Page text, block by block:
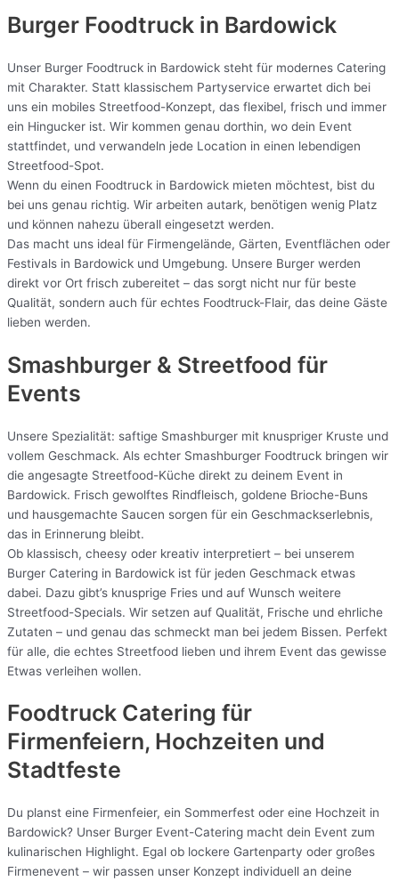
Burger Foodtruck in Bardowick
Unser Burger Foodtruck in Bardowick steht für modernes Catering
mit Charakter. Statt klassischem Partyservice erwartet dich bei
uns ein mobiles Streetfood-Konzept, das flexibel, frisch und immer
ein Hingucker ist. Wir kommen genau dorthin, wo dein Event
stattfindet, und verwandeln jede Location in einen lebendigen
Streetfood-Spot.
Wenn du einen Foodtruck in Bardowick mieten möchtest, bist du
bei uns genau richtig. Wir arbeiten autark, benötigen wenig Platz
und können nahezu überall eingesetzt werden.
Das macht uns ideal für Firmengelände, Gärten, Eventflächen oder
Festivals in Bardowick und Umgebung. Unsere Burger werden
direkt vor Ort frisch zubereitet – das sorgt nicht nur für beste
Qualität, sondern auch für echtes Foodtruck-Flair, das deine Gäste
lieben werden.
Smashburger & Streetfood für
Events
Unsere Spezialität: saftige Smashburger mit knuspriger Kruste und
vollem Geschmack. Als echter Smashburger Foodtruck bringen wir
die angesagte Streetfood-Küche direkt zu deinem Event in
Bardowick. Frisch gewolftes Rindfleisch, goldene Brioche-Buns
und hausgemachte Saucen sorgen für ein Geschmackserlebnis,
das in Erinnerung bleibt.
Ob klassisch, cheesy oder kreativ interpretiert – bei unserem
Burger Catering in Bardowick ist für jeden Geschmack etwas
dabei. Dazu gibt’s knusprige Fries und auf Wunsch weitere
Streetfood-Specials. Wir setzen auf Qualität, Frische und ehrliche
Zutaten – und genau das schmeckt man bei jedem Bissen. Perfekt
für alle, die echtes Streetfood lieben und ihrem Event das gewisse
Etwas verleihen wollen.
Foodtruck Catering für
Firmenfeiern, Hochzeiten und
Stadtfeste
Du planst eine Firmenfeier, ein Sommerfest oder eine Hochzeit in
Bardowick? Unser Burger Event-Catering macht dein Event zum
kulinarischen Highlight. Egal ob lockere Gartenparty oder großes
Firmenevent – wir passen unser Konzept individuell an deine